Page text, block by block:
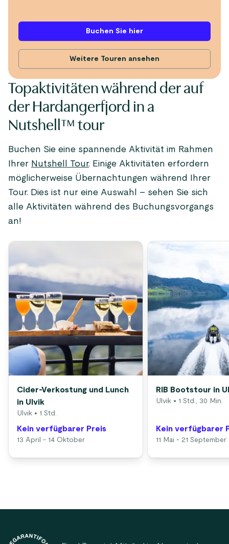
Buchen Sie hier
Weitere Touren ansehen
Topaktivitäten während der auf
der Hardangerfjord in a
Nutshell™ tour
Buchen Sie eine spannende Aktivität im Rahmen
Ihrer Nutshell Tour. Einige Aktivitäten erfordern
möglicherweise Übernachtungen während Ihrer
Tour. Dies ist nur eine Auswahl – sehen Sie sich
alle Aktivitäten während des Buchungsvorgangs
an!
Cider-Verkostung und Lunch
in Ulvik
Ulvik • 1 Std.
Kein verfügbarer Preis
13 April - 14 Oktober
RIB Bootstour in
Ulvik • 1 Std., 30 Min.
Kein verfügbarer
11 Mai - 21 September